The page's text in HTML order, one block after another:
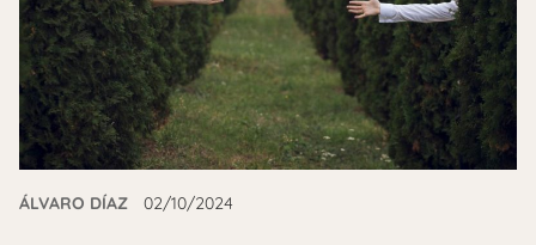
ÁLVARO DÍAZ 02/10/2024